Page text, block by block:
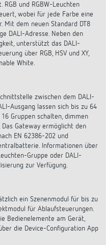
RGB und RGBW-Leuchten
wobei für jede Farbe eine
Mit dem neuen Standard DT8
DALI-Adresse. Neben den
unterstützt das DALI-
über RGB, HSV und XY,
White.
zwischen dem DALI-
Ausgang lassen sich bis zu 64
Gruppen schalten, dimmen
Gateway ermöglicht den
EN 62386-202 und
Informationen über
Gruppe oder DALI-
zur Verfügung.
ein Szenenmodul für bis zu
für Ablaufsteuerungen.
Bedienelemente am Gerät,
die Device-Configuration App